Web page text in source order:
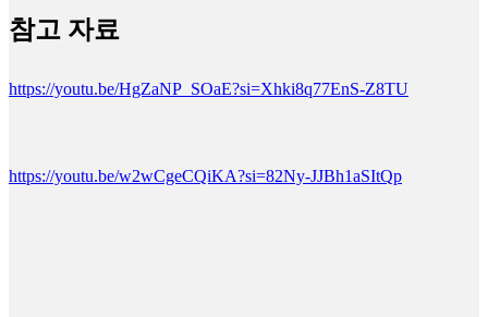
참고 자료
https://youtu.be/HgZaNP_SOaE?si=Xhki8q77EnS-Z8TU
https://youtu.be/w2wCgeCQiKA?si=82Ny-JJBh1aSItQp